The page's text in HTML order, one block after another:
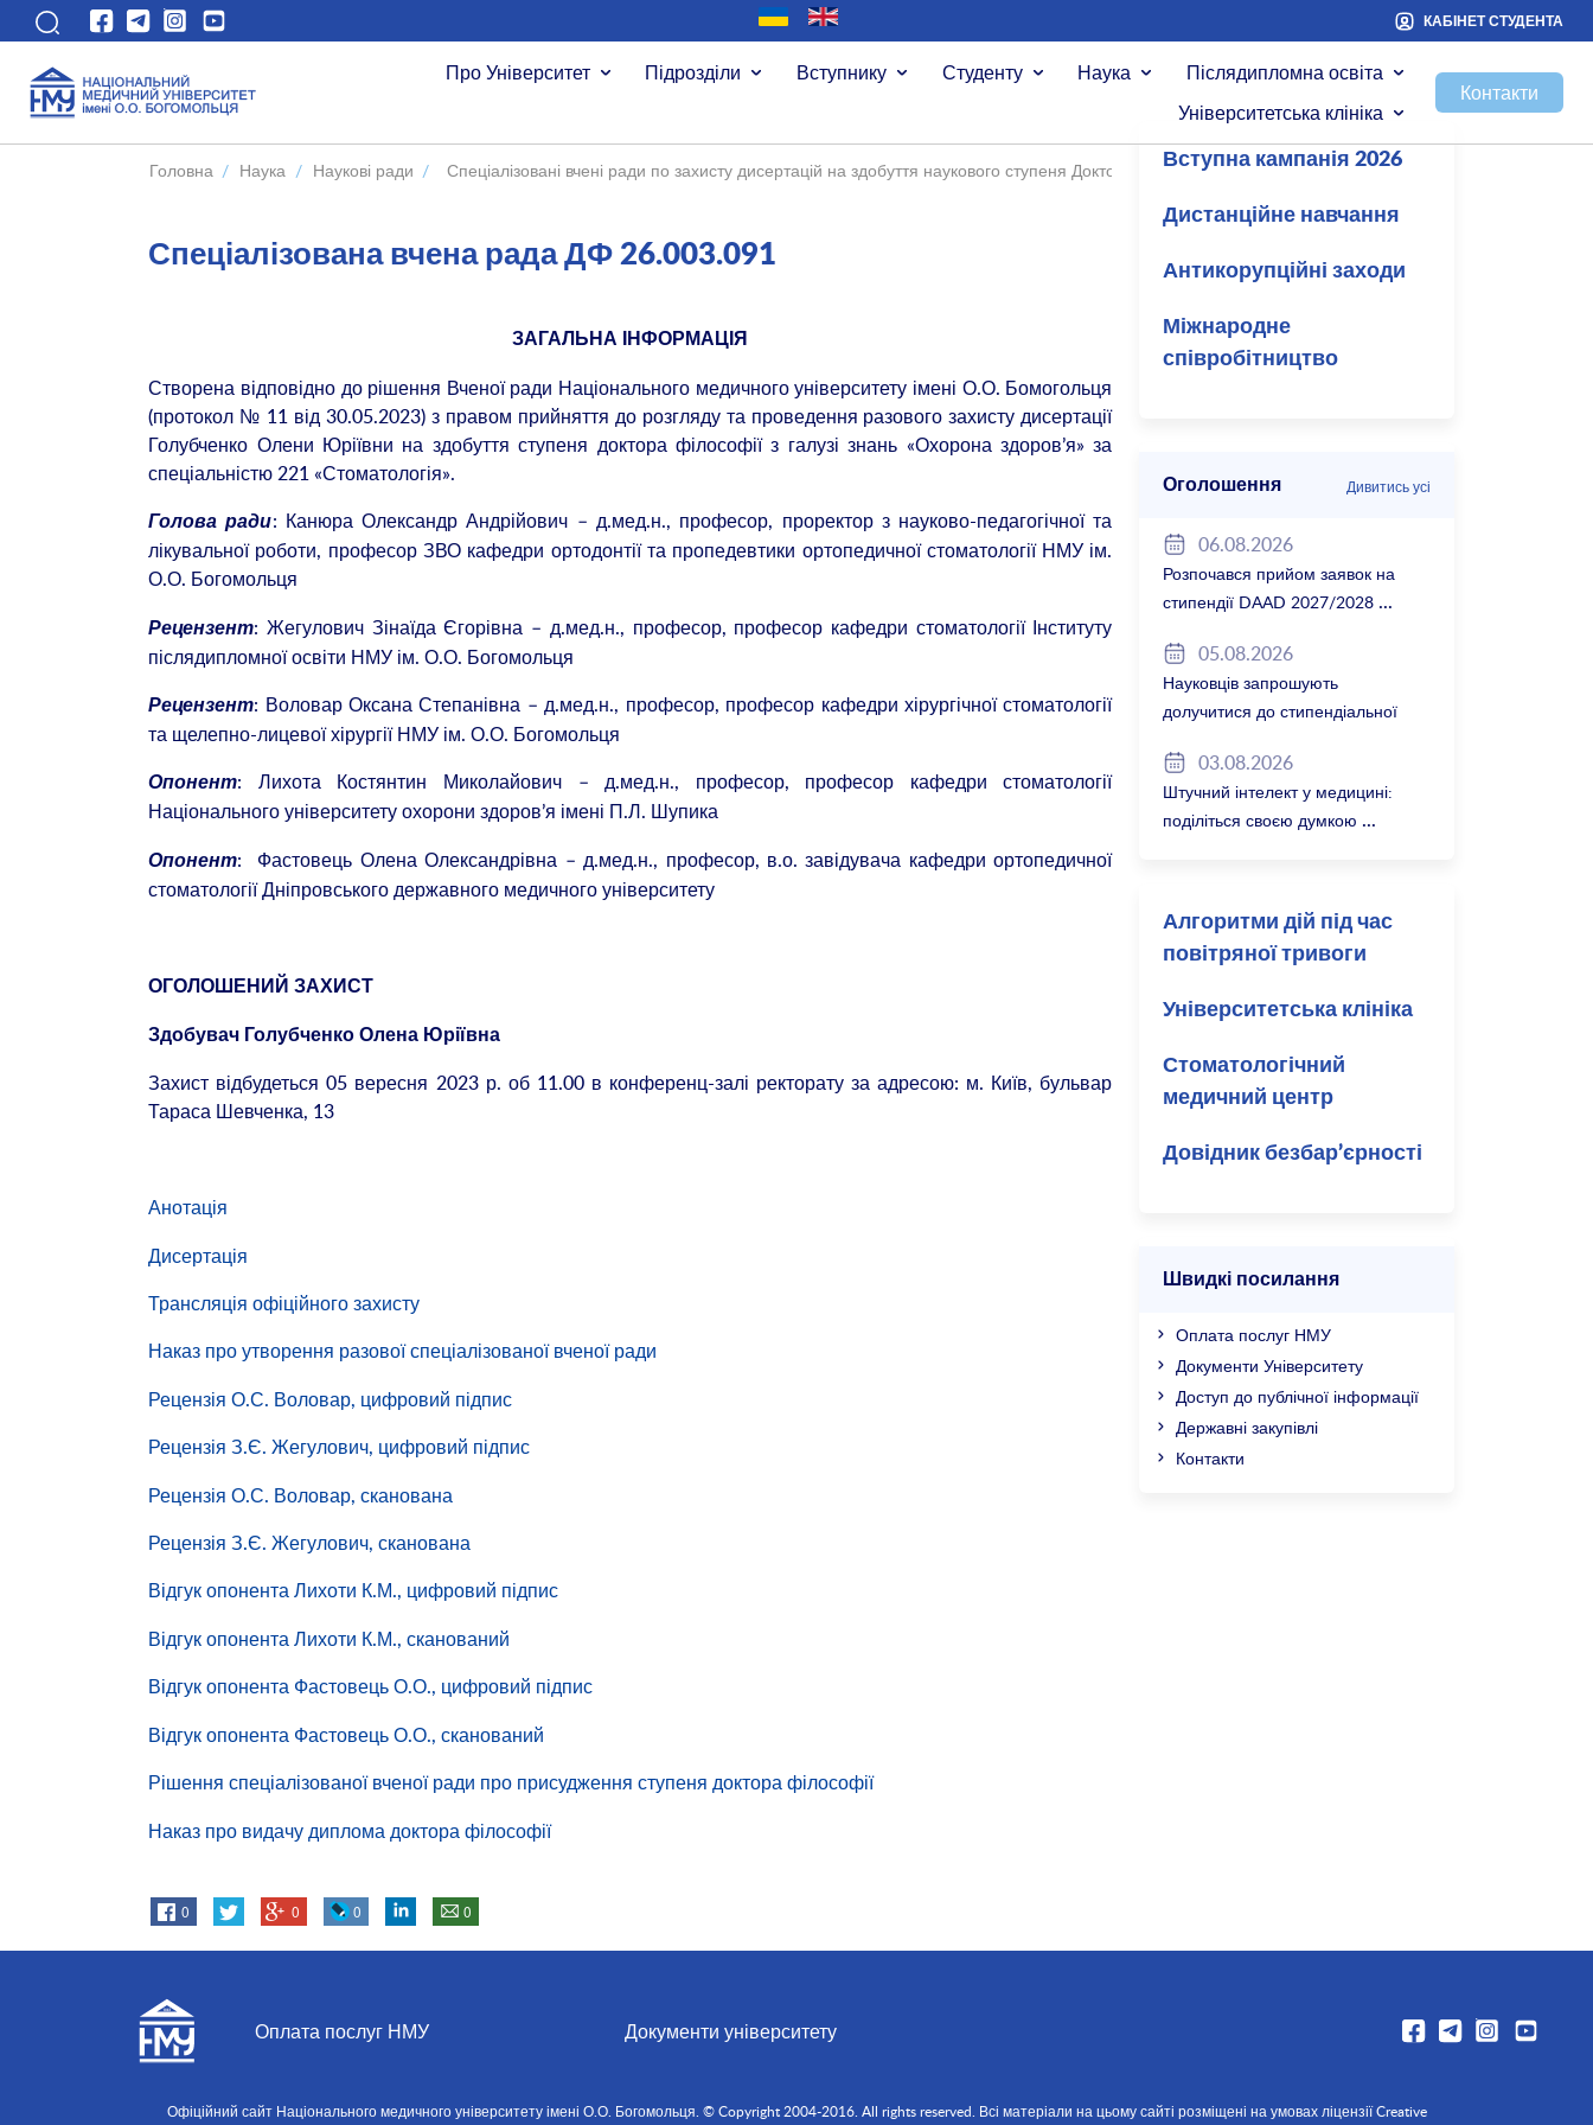
КАБІНЕТ СТУДЕНТА
Про Університет Підрозділи Вступнику Студенту Наука
Післядипломна освіта
Університетська клініка
Контакти
Головна / Наука / Наукові ради / Спеціалізовані вчені ради по захисту дисертацій на здобуття наукового ступеня Доктора філософії / Спеціалізована вчена рада ДФ 26.003.091
Спеціалізована вчена рада ДФ 26.003.091
ЗАГАЛЬНА ІНФОРМАЦІЯ
Створена відповідно до рішення Вченої ради Національного медичного університету імені О.О. Бомогольця
(протокол № 11 від 30.05.2023) з правом прийняття до розгляду та проведення разового захисту дисертації
Голубченко Олени Юріївни на здобуття ступеня доктора філософії з галузі знань «Охорона здоров’я» за
спеціальністю 221 «Стоматологія».
Голова ради: Канюра Олександр Андрійович – д.мед.н., професор, проректор з науково-педагогічної та
лікувальної роботи, професор ЗВО кафедри ортодонтії та пропедевтики ортопедичної стоматології НМУ ім.
О.О. Богомольця
Рецензент: Жегулович Зінаїда Єгорівна – д.мед.н., професор, професор кафедри стоматології Інституту
післядипломної освіти НМУ ім. О.О. Богомольця
Рецензент: Воловар Оксана Степанівна – д.мед.н., професор, професор кафедри хірургічної стоматології
та щелепно-лицевої хірургії НМУ ім. О.О. Богомольця
Опонент: Лихота Костянтин Миколайович – д.мед.н., професор, професор кафедри стоматології
Національного університету охорони здоров’я імені П.Л. Шупика
Опонент: Фастовець Олена Олександрівна – д.мед.н., професор, в.о. завідувача кафедри ортопедичної
стоматології Дніпровського державного медичного університету
ОГОЛОШЕНИЙ ЗАХИСТ
Здобувач Голубченко Олена Юріївна
Захист відбудеться 05 вересня 2023 р. об 11.00 в конференц-залі ректорату за адресою: м. Київ, бульвар
Тараса Шевченка, 13
Анотація
Дисертація
Трансляція офіційного захисту
Наказ про утворення разової спеціалізованої вченої ради
Рецензія О.С. Воловар, цифровий підпис
Рецензія З.Є. Жегулович, цифровий підпис
Рецензія О.С. Воловар, сканована
Рецензія З.Є. Жегулович, сканована
Відгук опонента Лихоти К.М., цифровий підпис
Відгук опонента Лихоти К.М., сканований
Відгук опонента Фастовець О.О., цифровий підпис
Відгук опонента Фастовець О.О., сканований
Рішення спеціалізованої вченої ради про присудження ступеня доктора філософії
Наказ про видачу диплома доктора філософії
0 0 0 0
Вступна кампанія 2026
Дистанційне навчання
Антикорупційні заходи
Міжнародне
співробітництво
Оголошення Дивитись усі
06.08.2026
Розпочався прийом заявок на
стипендії DAAD 2027/2028
05.08.2026
Науковців запрошують
долучитися до стипендіальної
Баварія 2027/28
03.08.2026
Штучний інтелект у медицині:
поділіться своєю думкою
Алгоритми дій під час
повітряної тривоги
Університетська клініка
Стоматологічний
медичний центр
Довідник безбар’єрності
Швидкі посилання
Оплата послуг НМУ
Документи Університету
Доступ до публічної інформації
Державні закупівлі
Контакти
Оплата послуг НМУ Документи університету
Офіційний сайт Національного медичного університету імені О.О. Богомольця. © Copyright 2004-2016. All rights reserved. Всі матеріали на цьому сайті розміщені на умовах ліцензії Creative